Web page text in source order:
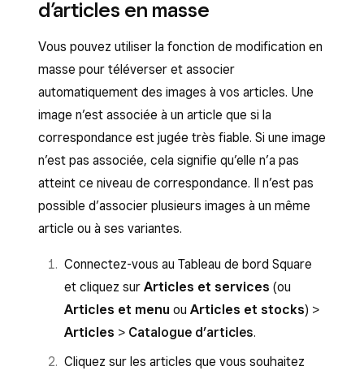
Cliquez sur l’article sélectionné dans la liste
ou surCréer un article.
Repérez la zone de dépôt des images.
Glissez-déposez directement un fichier
image, cliquez sur la zone de dépôt pour
parcourir votre ordinateur ou sélectionnez
une image dans votre catalogue d’images.
Pour ajouter des images à certaines
variantes, accédez à
Variantes
variante que vous souhaitez mettre à jour.
Si nécessaire, vous pouvez ajouter des
images aux variantes en cliquant sur les
variantes d’articles.
Cliquez surEnregistrer.
Touchez Articles>Tous les articles
Touchez l’article sélectionné dans la liste ou
surCréer un article.
Touchez l’icône carrée avec le nom de
votre article.
SélectionnezChoisir dans la
photothèquepour ajouter un fichier
d’image à partir de votre appareil ou
sélectionnez Prendre une photopour
utiliser l’appareil photo de votre appareil.
TouchezEnregistrer.
Pour supprimer un article, touchez l’image, puis
Supprimer l’image .
d’articles en masse
Vous pouvez utiliser la fonction de modification en
masse pour téléverser et associer
automatiquement des images à vos articles. Une
image n’est associée à un article que si la
correspondance est jugée très fiable. Si une image
n’est pas associée, cela signifie qu’elle n’a pas
atteint ce niveau de correspondance. Il n’est pas
possible d’associer plusieurs images à un même
article ou à ses variantes.
Connectez-vous au Tableau de bord Square
et cliquez sur Articles et services (ou
Articles et menu ou Articles et stocks) >
Articles > Catalogue d’articles.
Cliquez sur les articles que vous souhaitez